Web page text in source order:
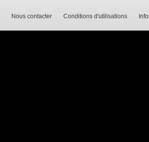
Nous contacter Conditions d'utilisations